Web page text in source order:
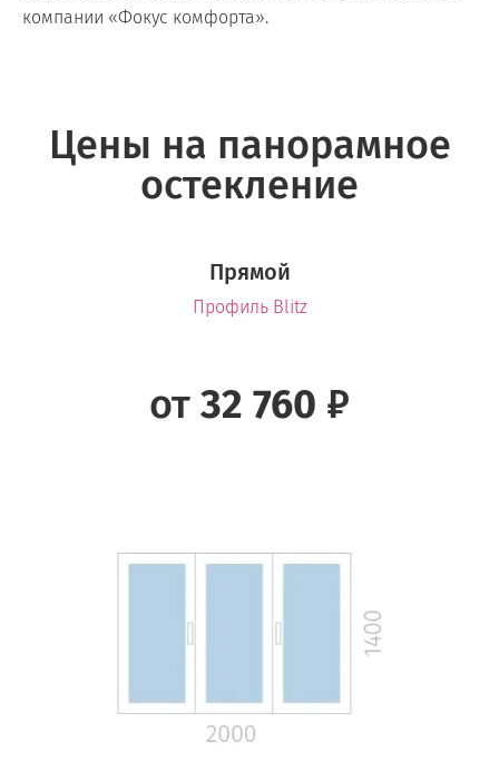
компании «Фокус комфорта».
Цены на панорамное
остекление
Прямой
Профиль Blitz
от 32 760 ₽